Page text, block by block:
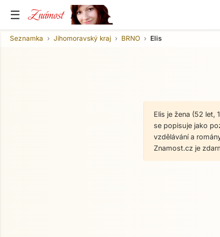
☰ Známost
Seznamka Jihomoravský kraj BRNO Elis
Elis je žena (52 let,
se popisuje jako
vzdělávání a
Znamost.cz je